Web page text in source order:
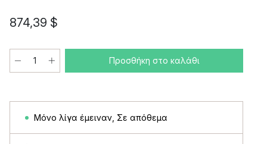
874,39 $
Προσθήκη στο καλάθι
Μόνο λίγα έμειναν Σε απόθεμα